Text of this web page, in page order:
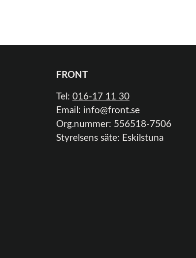
FRONT
Tel: 016-17 11 30
Email: info@front.se
Org.nummer: 556518-7506
Styrelsens säte: Eskilstuna